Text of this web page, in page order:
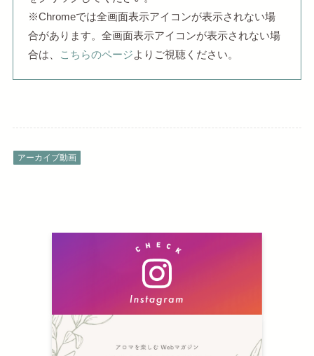
※Chromeでは全画面表示アイコンが表示されない場
合があります。全画面表示アイコンが表示されない場
合は、
こちらのページよりご視聴ください。
アーカイブ動画